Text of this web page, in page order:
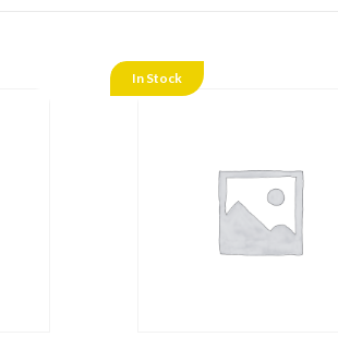
In Stock